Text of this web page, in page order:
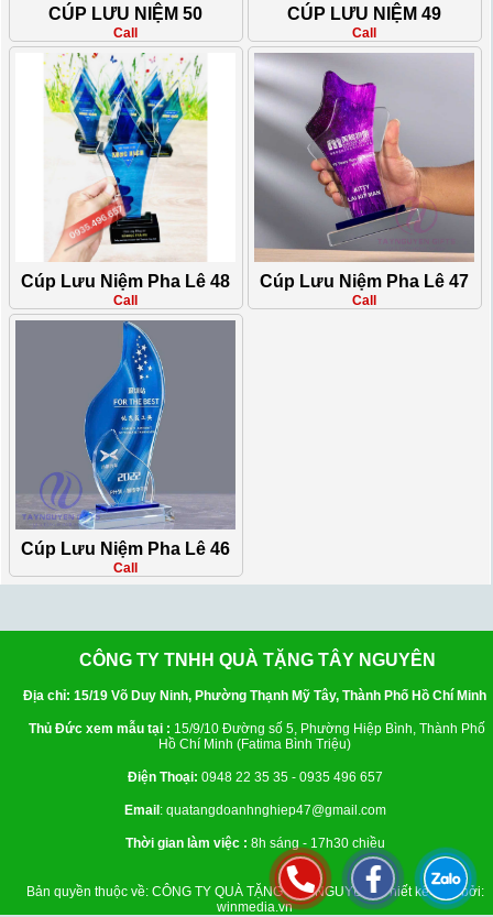
CÚP LƯU NIỆM 50
Call
CÚP LƯU NIỆM 49
Call
Cúp Lưu Niệm Pha Lê 48
Call
Cúp Lưu Niệm Pha Lê 47
Call
Cúp Lưu Niệm Pha Lê 46
Call
CÔNG TY TNHH QUÀ TẶNG TÂY NGUYÊN
Địa chỉ: 15/19 Võ Duy Ninh, Phường Thạnh Mỹ Tây, Thành Phố Hồ Chí Minh
Thủ Đức xem mẫu tại : 15/9/10 Đường số 5, Phường Hiệp Bình, Thành Phố
Hồ Chí Minh (Fatima Bình Triệu)
Điện Thoại: 0948 22 35 35 - 0935 496 657
Email : quatangdoanhnghiep47@gmail.com
Thời gian làm việc : 8h sáng - 17h30 chiều
Bản quyền thuộc về: CÔNG TY QUÀ TẶNG TÂY NGUYÊN | Thiết kế web bởi:
winmedia.vn